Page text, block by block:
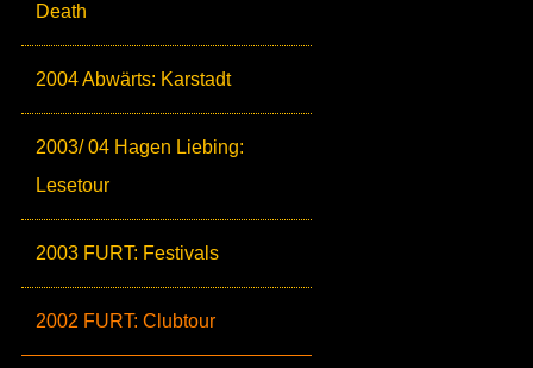
Death
2004 Abwärts: Karstadt
2003/ 04 Hagen Liebing:
Lesetour
2003 FURT: Festivals
2002 FURT: Clubtour